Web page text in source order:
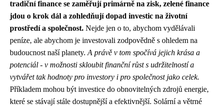
tradiční finance se zaměřují primárně na zisk, zelené finance
jdou o krok dál a zohledňují dopad investic na životní
prostředí a společnost. Nejde jen o to, abychom vydělávali
peníze, ale abychom je investovali zodpovědně s ohledem na
budoucnost naší planety. A právě v tom spočívá jejich krása a
potenciál - v možnosti skloubit finanční růst s udržitelností a
vytvářet tak hodnoty pro investory i pro společnost jako celek.
Příkladem mohou být investice do obnovitelných zdrojů energie,
které se stávají stále dostupnější a efektivnější. Solární a větrné